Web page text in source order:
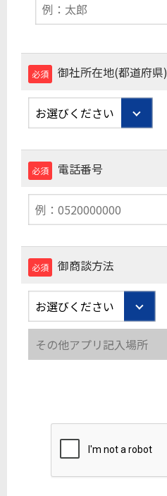
必須 御社所在地(都道府県)
必須 電話番号
必須 御商談方法